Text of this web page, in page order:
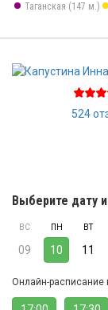
Таганская (147 м.)
524
Выберите дату
ВС
09
ПН
10
ВТ
11
Онлайн-расписание